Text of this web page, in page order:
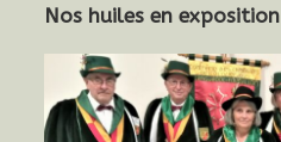
Nos huiles en exposition